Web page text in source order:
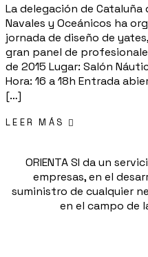
La delegación de Cataluña
Navales y Oceánicos ha
jornada de diseño de
gran panel de
de 2015 Lugar: Salón
Hora: 16 a 18h Entrada
[…]
LEER MÁS
ORIENTA SI da un
empresas, en el
suministro de cualquier
en el campo de